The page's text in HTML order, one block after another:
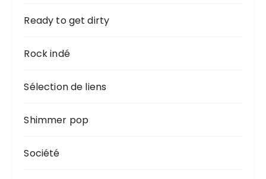
Ready to get dirty
Rock indé
Sélection de liens
Shimmer pop
Société